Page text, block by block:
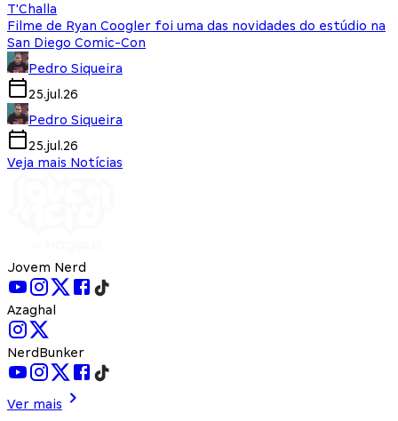
T'Challa
Filme de Ryan Coogler foi uma das novidades do estúdio na
San Diego Comic-Con
Pedro Siqueira
25.jul.26
Pedro Siqueira
25.jul.26
Veja mais Notícias
Jovem Nerd
Azaghal
NerdBunker
Ver mais